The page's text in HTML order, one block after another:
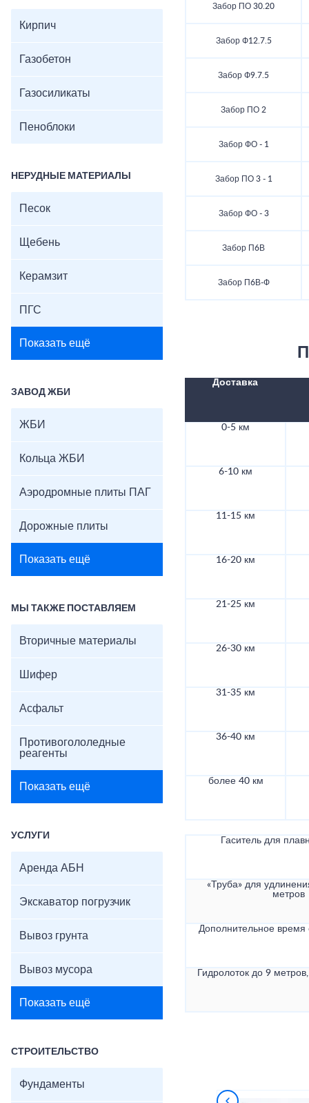
Кирпич
Газобетон
Газосиликаты
Пеноблоки
НЕРУДНЫЕ МАТЕРИАЛЫ
Песок
Щебень
Керамзит
ПГС
Показать ещё
ЗАВОД ЖБИ
ЖБИ
Кольца ЖБИ
Аэродромные плиты ПАГ
Дорожные плиты
Показать ещё
МЫ ТАКЖЕ ПОСТАВЛЯЕМ
Вторичные материалы
Шифер
Асфальт
Противогололедные
реагенты
Показать ещё
УСЛУГИ
Аренда АБН
Экскаватор погрузчик
Вывоз грунта
Вывоз мусора
Показать ещё
СТРОИТЕЛЬСТВО
Фундаменты
Забор ПО 30.20
Забор Ф12.7.5
Забор Ф9.7.5
Забор ПО 2
Забор ФО - 1
Забор ПО 3 - 1
Забор ФО - 3
Забор П6В
Забор П6В-Ф
Доставка
0-5 км
6-10 км
11-15 км
16-20 км
21-25 км
26-30 км
31-35 км
36-40 км
более 40 км
Гаситель для
«Труба» для
метров
Дополнительное
Гидролоток до 9